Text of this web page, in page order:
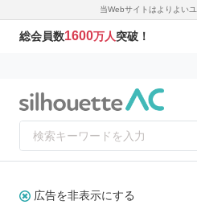
当Webサイトはよりよい
総会員数1600万人突破！
広告を非表示にする